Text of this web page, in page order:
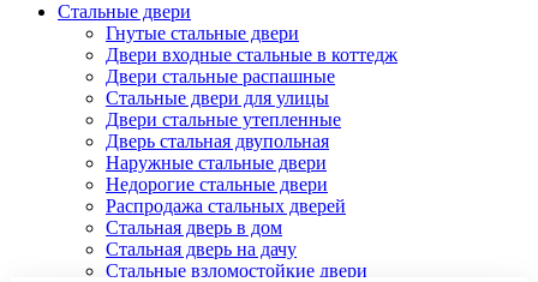
Стальные двери
Гнутые стальные двери
Двери входные стальные в коттедж
Двери стальные распашные
Стальные двери для улицы
Двери стальные утепленные
Дверь стальная двупольная
Наружные стальные двери
Недорогие стальные двери
Распродажа стальных дверей
Стальная дверь в дом
Стальная дверь на дачу
Стальные взломостойкие двери